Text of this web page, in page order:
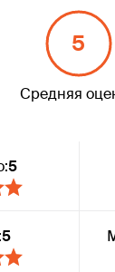
5
Средняя
5
5